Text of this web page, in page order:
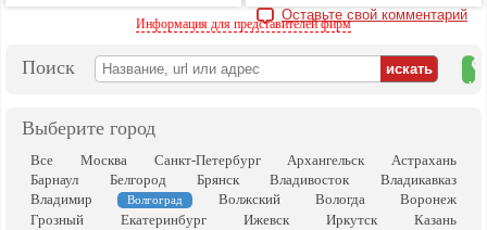
Оставьте свой комментарий
Информация для представителей фирм
Поиск
на
Выберите город
Все Москва Санкт-Петербург Архангельск
Астрахань
Барнаул
Белгород Брянск Владивосток
Владикавказ
Владимир
Волгоград Волжский Вологда
Воронеж
Грозный
Екатеринбург Ижевск Иркутск
Казань